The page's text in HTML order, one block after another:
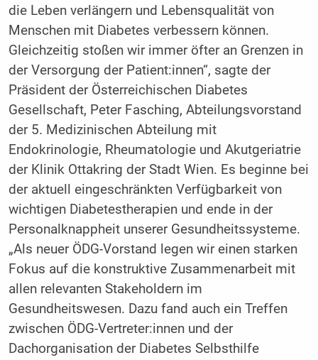
die Leben verlängern und Lebensqualität von
Menschen mit Diabetes verbessern können.
Gleichzeitig stoßen wir immer öfter an Grenzen in
der Versorgung der Patient:innen“, sagte der
Präsident der Österreichischen Diabetes
Gesellschaft, Peter Fasching, Abteilungsvorstand
der 5. Medizinischen Abteilung mit
Endokrinologie, Rheumatologie und Akutgeriatrie
der Klinik Ottakring der Stadt Wien. Es beginne bei
der aktuell eingeschränkten Verfügbarkeit von
wichtigen Diabetestherapien und ende in der
Personalknappheit unserer Gesundheitssysteme.
„Als neuer ÖDG-Vorstand legen wir einen starken
Fokus auf die konstruktive Zusammenarbeit mit
allen relevanten Stakeholdern im
Gesundheitswesen. Dazu fand auch ein Treffen
zwischen ÖDG-Vertreter:innen und der
Dachorganisation der Diabetes Selbsthilfe